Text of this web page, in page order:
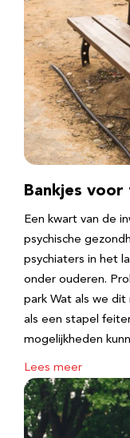
Bankjes voor
Een kwart van de
psychische
psychiaters in het
onder ouderen.
park Wat als we dit
als een stapel
mogelijkheden
Lees meer